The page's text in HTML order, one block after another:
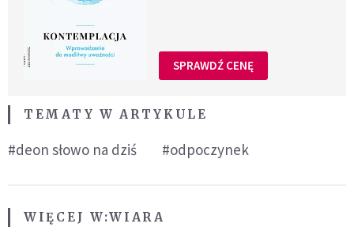
SPRAWDŹ CENĘ
TEMATY W ARTYKULE
#deon słowo na dziś #odpoczynek
WIĘCEJ W:WIARA